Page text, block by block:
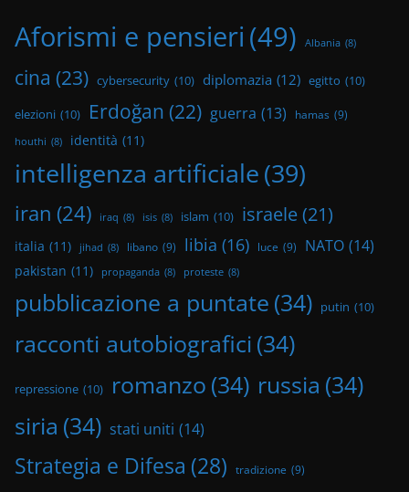
Aforismi e pensieri (49) Albania (8)
cina (23) cybersecurity (10) diplomazia (12) egitto (10)
elezioni (10) Erdoğan (22) guerra (13) hamas (9)
houthi (8) identità (11)
intelligenza artificiale(39)
iran (24) iraq (8) isis (8) islam (10) israele(21)
italia (11) jihad (8) libano (9) libia (16) luce (9) NATO (14)
pakistan (11) propaganda (8) proteste (8)
pubblicazione a puntate (34) putin (10)
racconti autobiografici (34)
repressione (10) romanzo (34) russia (34)
siria (34) stati uniti (14)
Strategia e Difesa (28) tradizione (9)